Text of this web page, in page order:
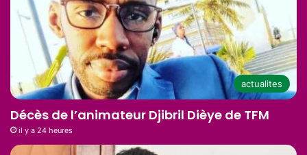
actualites
Décès de l’animateur Djibril Dièye de TFM
il y a 24 heures